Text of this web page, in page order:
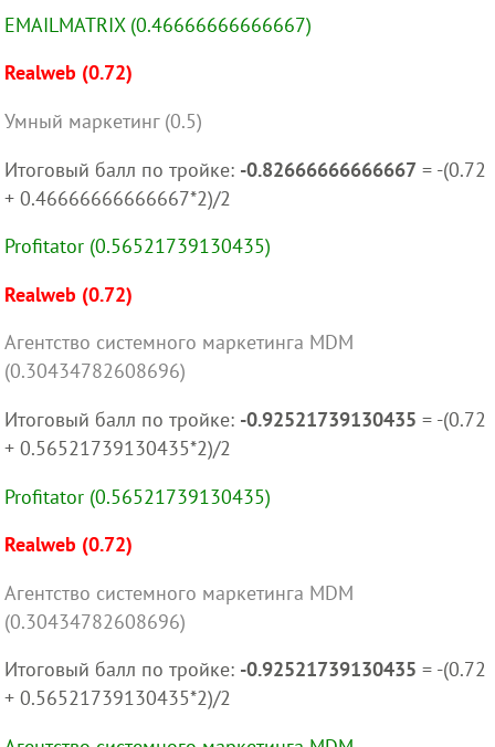
EMAILMATRIX (0.46666666666667)
Realweb (0.72)
Умный маркетинг (0.5)
Итоговый балл по тройке: -0.82666666666667 = -(0.72
+ 0.46666666666667*2)/2
Profitator (0.56521739130435)
Realweb (0.72)
Агентство системного маркетинга MDM
(0.30434782608696)
Итоговый балл по тройке: -0.92521739130435 = -(0.72
+ 0.56521739130435*2)/2
Profitator (0.56521739130435)
Realweb (0.72)
Агентство системного маркетинга MDM
(0.30434782608696)
Итоговый балл по тройке: -0.92521739130435 = -(0.72
+ 0.56521739130435*2)/2